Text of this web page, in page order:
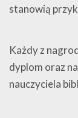
stanowią
Każdy z
dyplom oraz
nauczyciela